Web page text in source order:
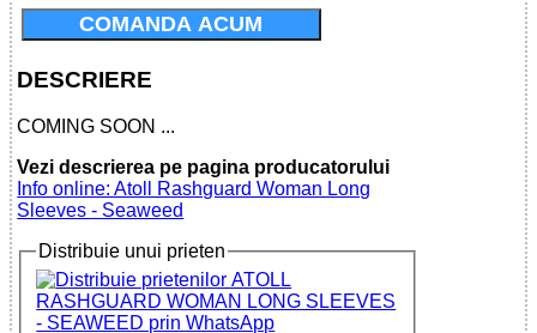
COMANDA ACUM
DESCRIERE
COMING SOON ...
Vezi descrierea pe pagina producatorului
Info online: Atoll Rashguard Woman Long
Sleeves - Seaweed
Distribuie unui prieten